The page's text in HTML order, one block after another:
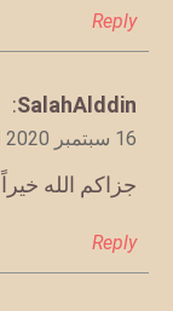
Reply
يقول
SalahAlddin
:
16 سبتمبر 2020 الساعة 7:06 ص
جزاكم الله خيراً
Reply